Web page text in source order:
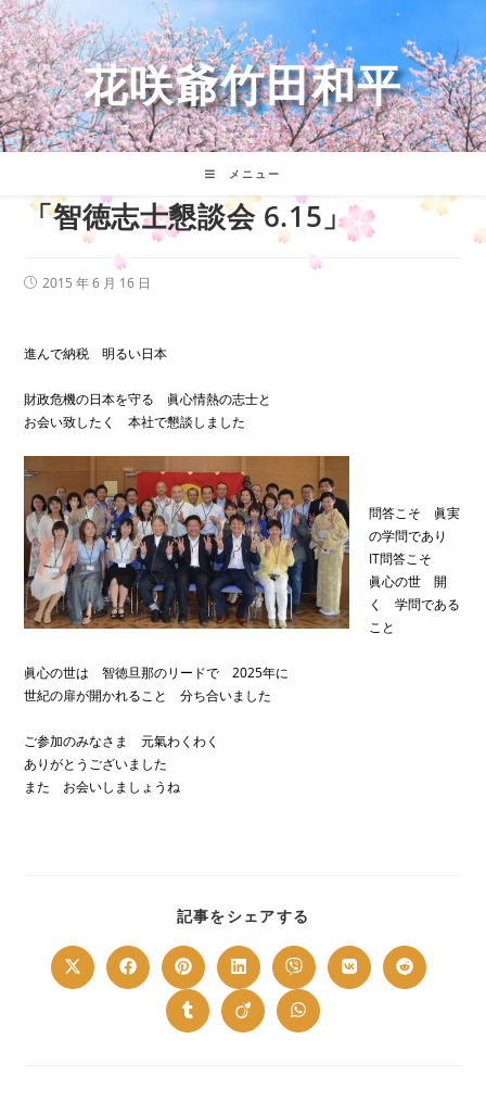
コ
ン
テ
ン
ツ
へ
ス
花咲爺竹田和平
メニュー
「智徳志士懇談会 6.15」
投
日:
2015 年 6 月 16 日
進んで納税 明るい日本
財政危機の日本を守る 眞心情熱の志士と
お会い致したく 本社で懇談しました
問答こそ 眞実
の学問であり
IT問答こそ
眞心の世 開
く 学問である
こと
眞心の世は 智徳旦那のリードで 2025年に
世紀の扉が開かれること 分ち合いました
ご参加のみなさま 元氣わくわく
ありがとうございました
また お会いしましょうね
記事をシェアする
CONTENT
Opens
in
Opens
in
window
Opens
in
a
new
window
Opens
in
a
new
window
Opens
in
a
new
window
Opens
in
Opens
in
Opens
in
Opens
in
Opens
in